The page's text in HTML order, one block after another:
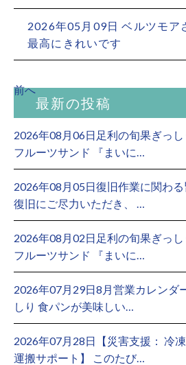
2026年05月09日 ベルツモア
最高にきれいです
前へ
最新の投稿
2026年08月06日足利の旬果ぎっ
フルーツサンド 『まいに…
2026年08月05日復旧作業に関わ
復旧にご尽力いただき、 …
2026年08月02日足利の旬果ぎっ
フルーツサンド 『まいに…
2026年07月29日8月営業カレンダ
しり 食パンが美味しい…
2026年07月28日【災害支援： 冷
運搬サポート】 このたび…